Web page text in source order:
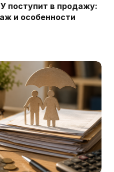
поступит в продажу:
и особенности